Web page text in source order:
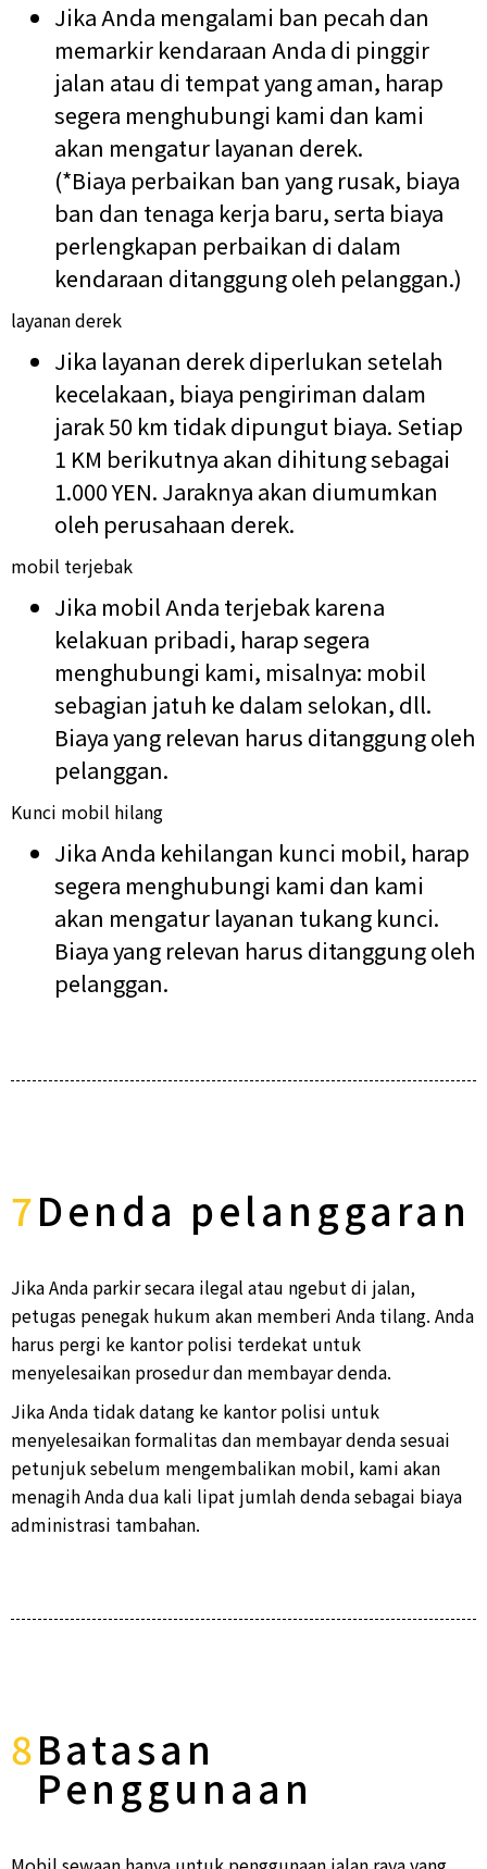
Jika Anda mengalami ban pecah dan
memarkir kendaraan Anda di pinggir
jalan atau di tempat yang aman, harap
segera menghubungi kami dan kami
akan mengatur layanan derek.
(*Biaya perbaikan ban yang rusak, biaya
ban dan tenaga kerja baru, serta biaya
perlengkapan perbaikan di dalam
kendaraan ditanggung oleh pelanggan.)
layanan derek
Jika layanan derek diperlukan setelah
kecelakaan, biaya pengiriman dalam
jarak 50 km tidak dipungut biaya. Setiap
1 KM berikutnya akan dihitung sebagai
1.000 YEN. Jaraknya akan diumumkan
oleh perusahaan derek.
mobil terjebak
Jika mobil Anda terjebak karena
kelakuan pribadi, harap segera
menghubungi kami, misalnya: mobil
sebagian jatuh ke dalam selokan, dll.
Biaya yang relevan harus ditanggung oleh
pelanggan.
Kunci mobil hilang
Jika Anda kehilangan kunci mobil, harap
segera menghubungi kami dan kami
akan mengatur layanan tukang kunci.
Biaya yang relevan harus ditanggung oleh
pelanggan.
7Denda pelanggaran
Jika Anda parkir secara ilegal atau ngebut di jalan,
petugas penegak hukum akan memberi Anda tilang. Anda
harus pergi ke kantor polisi terdekat untuk
menyelesaikan prosedur dan membayar denda.
Jika Anda tidak datang ke kantor polisi untuk
menyelesaikan formalitas dan membayar denda sesuai
petunjuk sebelum mengembalikan mobil, kami akan
menagih Anda dua kali lipat jumlah denda sebagai biaya
administrasi tambahan.
8Batasan
Penggunaan